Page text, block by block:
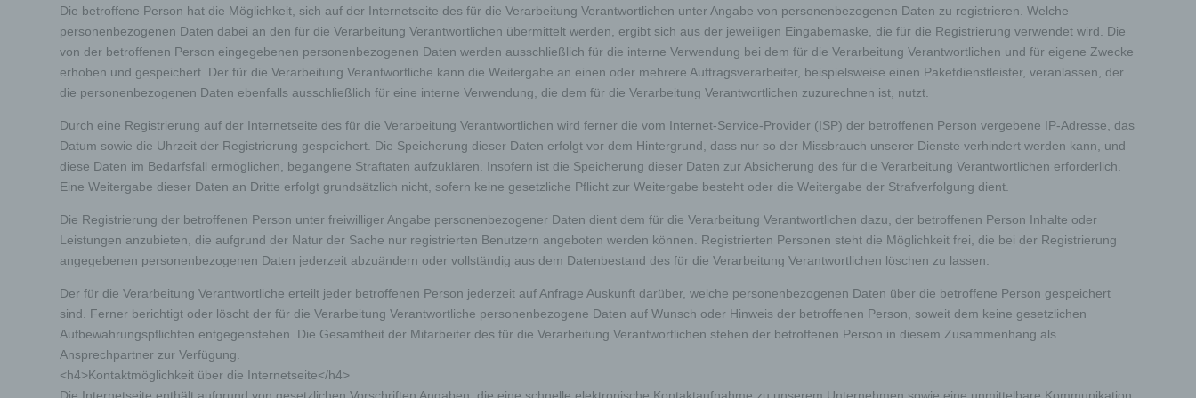
Die betroffene Person hat die Möglichkeit, sich auf der Internetseite des für die Verarbeitung Verantwortlichen unter Angabe von personenbezogenen Daten zu registrieren. Welche
personenbezogenen Daten dabei an den für die Verarbeitung Verantwortlichen übermittelt werden, ergibt sich aus der jeweiligen Eingabemaske, die für die Registrierung verwendet wird. Die
von der betroffenen Person eingegebenen personenbezogenen Daten werden ausschließlich für die interne Verwendung bei dem für die Verarbeitung Verantwortlichen und für eigene Zwecke
erhoben und gespeichert. Der für die Verarbeitung Verantwortliche kann die Weitergabe an einen oder mehrere Auftragsverarbeiter, beispielsweise einen Paketdienstleister, veranlassen, der
die personenbezogenen Daten ebenfalls ausschließlich für eine interne Verwendung, die dem für die Verarbeitung Verantwortlichen zuzurechnen ist, nutzt.
Durch eine Registrierung auf der Internetseite des für die Verarbeitung Verantwortlichen wird ferner die vom Internet-Service-Provider (ISP) der betroffenen Person vergebene IP-Adresse, das
Datum sowie die Uhrzeit der Registrierung gespeichert. Die Speicherung dieser Daten erfolgt vor dem Hintergrund, dass nur so der Missbrauch unserer Dienste verhindert werden kann, und
diese Daten im Bedarfsfall ermöglichen, begangene Straftaten aufzuklären. Insofern ist die Speicherung dieser Daten zur Absicherung des für die Verarbeitung Verantwortlichen erforderlich.
Eine Weitergabe dieser Daten an Dritte erfolgt grundsätzlich nicht, sofern keine gesetzliche Pflicht zur Weitergabe besteht oder die Weitergabe der Strafverfolgung dient.
Die Registrierung der betroffenen Person unter freiwilliger Angabe personenbezogener Daten dient dem für die Verarbeitung Verantwortlichen dazu, der betroffenen Person Inhalte oder
Leistungen anzubieten, die aufgrund der Natur der Sache nur registrierten Benutzern angeboten werden können. Registrierten Personen steht die Möglichkeit frei, die bei der Registrierung
angegebenen personenbezogenen Daten jederzeit abzuändern oder vollständig aus dem Datenbestand des für die Verarbeitung Verantwortlichen löschen zu lassen.
Der für die Verarbeitung Verantwortliche erteilt jeder betroffenen Person jederzeit auf Anfrage Auskunft darüber, welche personenbezogenen Daten über die betroffene Person gespeichert
sind. Ferner berichtigt oder löscht der für die Verarbeitung Verantwortliche personenbezogene Daten auf Wunsch oder Hinweis der betroffenen Person, soweit dem keine gesetzlichen
Aufbewahrungspflichten entgegenstehen. Die Gesamtheit der Mitarbeiter des für die Verarbeitung Verantwortlichen stehen der betroffenen Person in diesem Zusammenhang als
Ansprechpartner zur Verfügung.
<h4>Kontaktmöglichkeit über die Internetseite</h4>
bewerten, insbesondere, um Aspekte bezüglich Arbeitsleistung, wirtschaftlicher
Lage, Gesundheit, persönlicher Vorlieben, Interessen, Zuverlässigkeit, Verhalten,
Aufenthaltsort oder Ortswechsel dieser natürlichen Person zu analysieren oder
vorherzusagen.
Pseudonymisierung ist die Verarbeitung personenbezogener Daten in einer Weise,
auf welche die personenbezogenen Daten ohne Hinzuziehung zusätzlicher
Informationen nicht mehr einer spezifischen betroffenen Person zugeordnet werden
können, sofern diese zusätzlichen Informationen gesondert aufbewahrt werden und
dass die personenbezogenen Daten nicht einer identifizierten oder identifizierbaren
natürlichen Person zugewiesen werden.
g) Verantwortlicher oder für die Verarbeitung Verantwortlicher
Verantwortlicher oder für die Verarbeitung Verantwortlicher ist die natürliche oder
Verarbeitung durch das Unionsrecht oder das Recht der Mitgliedstaaten